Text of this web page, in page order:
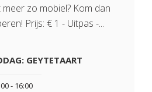
zo mobiel? Kom dan
Prijs: € 1 - Uitpas -...
GEYTETAART
- 16:00